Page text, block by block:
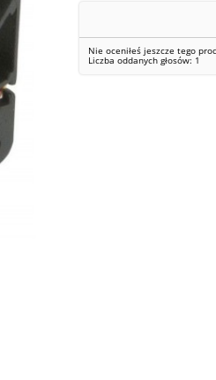
Nie oceniłeś jeszcze tego
Liczba oddanych głosów: 1